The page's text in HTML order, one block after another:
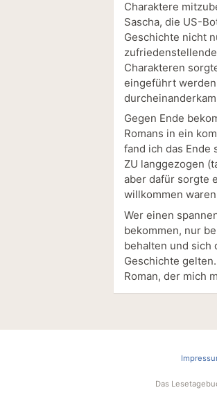
Charaktere
Sascha, die US-
Geschichte nicht
Charakteren
eingeführt
Gegen Ende
Romans in ein
fand ich das Ende
ZU langgezogen
aber dafür sorgte
willkommen
Wer einen
bekommen, nur
behalten und sich
Geschichte
Roman, der mich
Das